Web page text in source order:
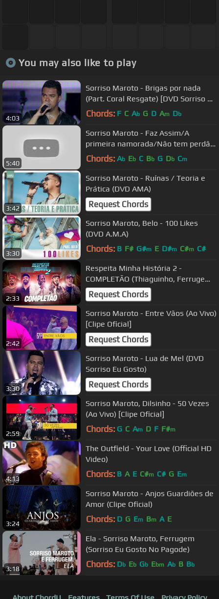
You may also like to play
4:03
Sorriso Maroto - Brigas por nada
(Part. Coral Resgate) [DVD Sorriso 15
Anos]
Chords: F C Ab G D Am Db
5:40
Sorriso Maroto - Faz Assim/A
primeira namorada/Não tem perdão
[DVD Sorriso 15 Anos]
Chords: Ab Eb C Bb G Db Cm
3:42
Sorriso Maroto - Ruínas / Teoria e
Prática (DVD AMA)
Request Chords
3:30
Sorriso Maroto, Belo - 100 Likes
(DVD A.M.A)
Chords: B F# G#m E D#m C#m C#
2:33
Respeita Minha História 2 -
COMPLETÃO (Thiaguinho, Ferrugem,
Dilsinho, Sorriso Maroto, Belo e
mais)
Request Chords
2:42
Sorriso Maroto - Entre Vãos (Ao Vivo)
[Clipe Oficial]
Request Chords
3:30
Sorriso Maroto - Lua de Mel (DVD
Sorriso Eu Gosto)
Request Chords
2:59
Sorriso Maroto, Dilsinho - 50 Vezes
(Ao Vivo) [Clipe Oficial]
Chords: G C Am D F F#m
4:13
The Outfield - Your Love (Official HD
Video)
Chords: B A E C#m C# G Em
3:24
Sorriso Maroto - Anjos Guardiões de
Amor (Clipe Oficial)
Chords: D G Em Bm A E
3:18
Ela - Sorriso Maroto, Ferrugem
(Sorriso Eu Gosto No Pagode)
Chords: Db Eb Gb Ebm Ab B Bb